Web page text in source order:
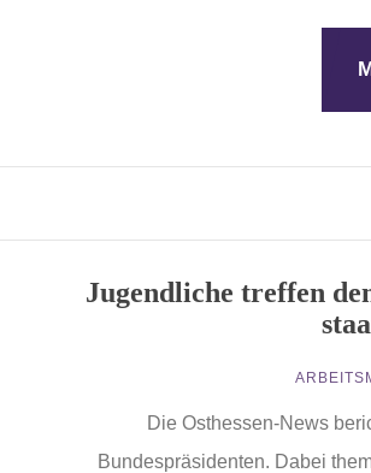
Jugendliche treffen
Die Osthessen-News
Bundespräsidenten. Dabei